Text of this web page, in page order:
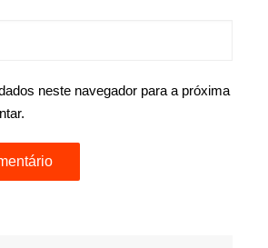
neste navegador para a próxima